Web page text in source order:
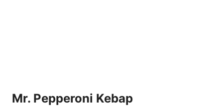
Mr. Pepperoni Kebap